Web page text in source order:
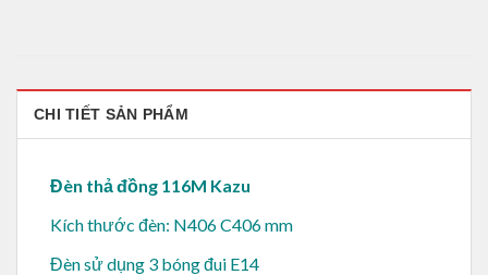
CHI TIẾT SẢN PHẨM
Đèn thả đồng 116M Kazu
Kích thước đèn: N406 C406 mm
Đèn sử dụng 3 bóng đui E14